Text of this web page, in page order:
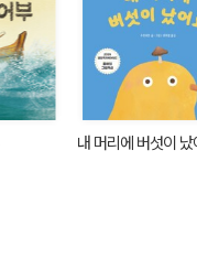
내 머리에 버섯이 났